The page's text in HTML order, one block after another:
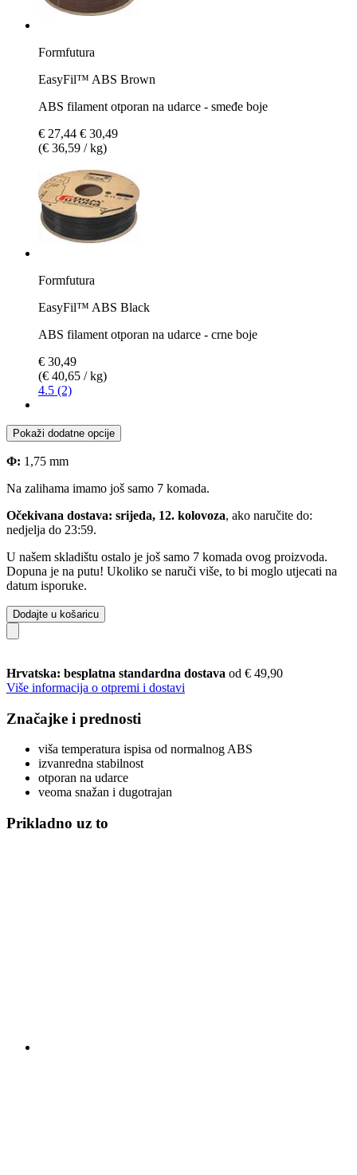
Formfutura
EasyFil™ ABS Brown
ABS filament otporan na udarce - smeđe boje
€ 27,44 € 30,49
(€ 36,59 / kg)
Formfutura
EasyFil™ ABS Black
ABS filament otporan na udarce - crne boje
€ 30,49
(€ 40,65 / kg)
4.5 (2)
Pokaži dodatne opcije
Φ: 1,75 mm
Na zalihama imamo još samo 7 komada.
Očekivana dostava: srijeda, 12. kolovoza, ako naručite do:
nedjelja do 23:59.
U našem skladištu ostalo je još samo 7 komada ovog proizvoda.
Dopuna je na putu! Ukoliko se naruči više, to bi moglo utjecati na
datum isporuke.
Dodajte u košaricu
Hrvatska: besplatna standardna dostava od € 49,90
Više informacija o otpremi i dostavi
Značajke i prednosti
viša temperatura ispisa od normalnog ABS
izvanredna stabilnost
otporan na udarce
veoma snažan i dugotrajan
Prikladno uz to